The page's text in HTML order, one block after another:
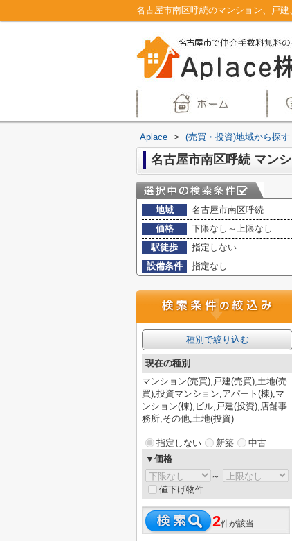
Aplace > (売買・投資)地域から探す
地域
名古屋市南区呼続
価格
下限なし～上限なし
駅徒歩
指定しない
設備条件
指定なし
種別で絞り込む
現在の種別
マンション(売買),戸建(売買),土地(売
買),投資マンション,アパート(棟),マ
ンション(棟),ビル,戸建(投資),店舗事
務所,その他,土地(投資)
指定しない 新築
中古
▼価格
～
値下げ物件
2件が該当